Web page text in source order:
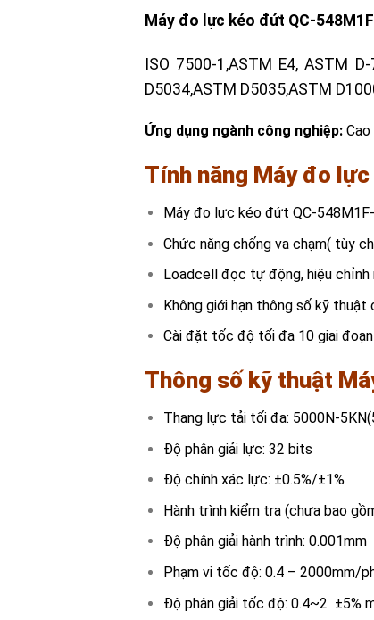
Máy đo lực kéo đứt QC-
ISO 7500-1,ASTM E4, ASTM
D5034,ASTM D5035,ASTM
Ứng dụng ngành công nghiệp:
Tính năng Máy đo
Máy đo lực kéo đứt QC-
Chức năng chống va chạm( tùy
Loadcell đọc tự động, hiệu
Không giới hạn thông số kỹ
Cài đặt tốc độ tối đa 10 giai
Thông số kỹ thuật
Thang lực tải tối đa: 5000N-
Độ phân giải lực: 32 bits
Độ chính xác lực: ±0.5%/±1%
Hành trình kiểm tra (chưa bao
Độ phân giải hành trình: 0.001mm
Phạm vi tốc độ: 0.4 – 2000mm/
Độ phân giải tốc độ: 0.4~2 ±5%